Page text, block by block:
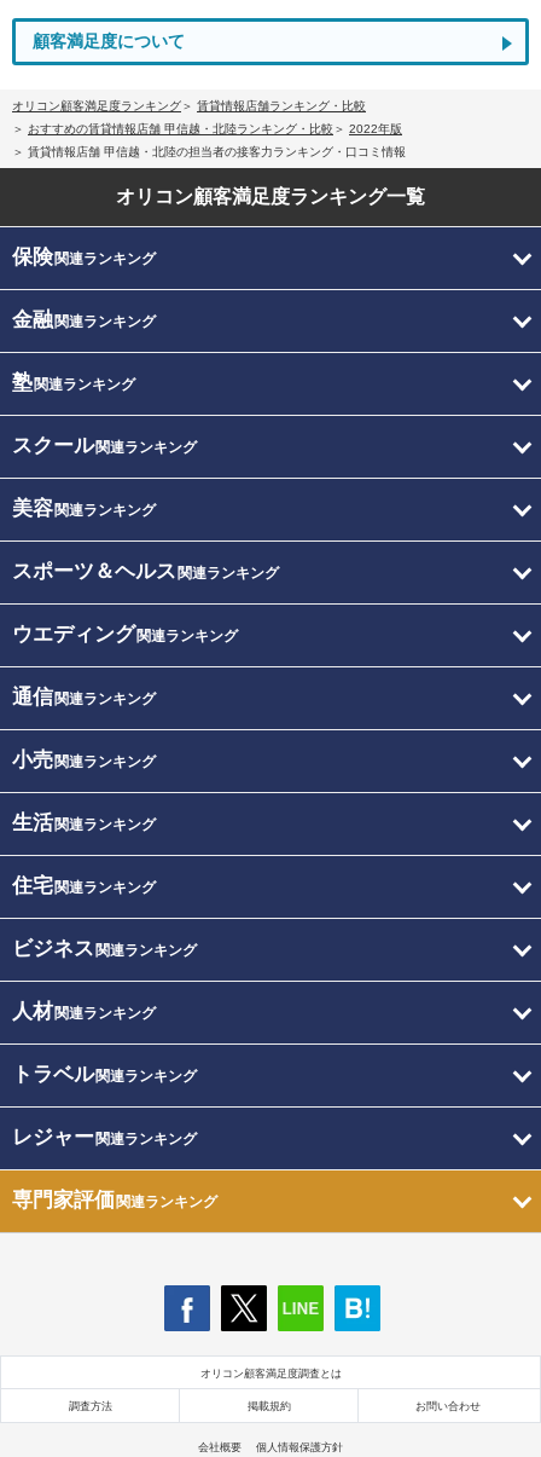
顧客満足度について
オリコン顧客満足度ランキング
賃貸情報店舗ランキング・比較
おすすめの賃貸情報店舗 甲信越・北陸ランキング・比較
2022年版
賃貸情報店舗 甲信越・北陸の担当者の接客力ランキング・口コミ情報
オリコン顧客満足度ランキング一覧
保険関連ランキング
金融関連ランキング
塾関連ランキング
スクール関連ランキング
美容関連ランキング
スポーツ＆ヘルス 関連ランキング
ウエディング関連ランキング
通信関連ランキング
小売関連ランキング
生活関連ランキング
住宅関連ランキング
ビジネス 関連ランキング
人材関連ランキング
トラベル関連ランキング
レジャー関連ランキング
専門家評価関連ランキング
オリコン顧客満足度調査とは
調査方法 掲載規約 お問い合わせ
会社概要 個人情報保護方針